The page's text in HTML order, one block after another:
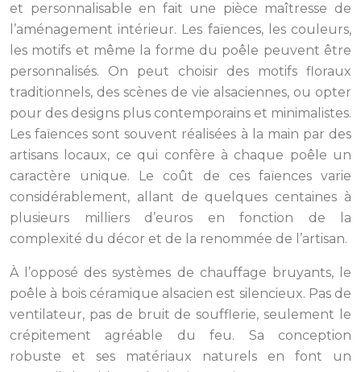
et personnalisable en fait une pièce maîtresse de
l’aménagement intérieur. Les faïences, les couleurs,
les motifs et même la forme du poêle peuvent être
personnalisés. On peut choisir des motifs floraux
traditionnels, des scènes de vie alsaciennes, ou opter
pour des designs plus contemporains et minimalistes.
Les faïences sont souvent réalisées à la main par des
artisans locaux, ce qui confère à chaque poêle un
caractère unique. Le coût de ces faïences varie
considérablement, allant de quelques centaines à
plusieurs milliers d’euros en fonction de la
complexité du décor et de la renommée de l’artisan.
À l’opposé des systèmes de chauffage bruyants, le
poêle à bois céramique alsacien est silencieux. Pas de
ventilateur, pas de bruit de soufflerie, seulement le
crépitement agréable du feu. Sa conception
robuste et ses matériaux naturels en font un